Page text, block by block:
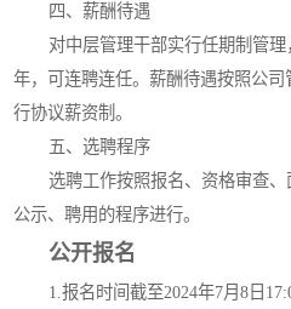
四、薪酬待遇
对中层管理干部实行任期制管
年，可连聘连任。薪酬待遇按照公
行协议薪资制。
五、选聘程序
选聘工作按照报名、资格审查、
公示、聘用的程序进行。
公开报名
1.报名时间截至2024年7月8日